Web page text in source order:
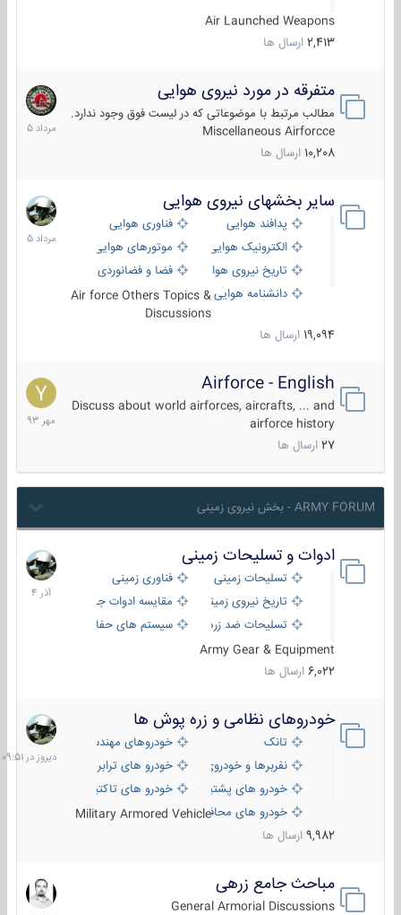
Air Launched Weapons
2,413 ارسال ها
متفرقه در مورد نیروی هوایی
مطالب مرتبط با موضوعاتی که در لیست فوق وجود ندارد.
Miscellaneous Airforcce
10,208 ارسال ها
7
مرداد
1405
سایر بخشهای نیروی هوایی
پدافند هوایی
فناوری هوایی
الکترونیک هوایی
موتورهای هوایی
تاریخ نیروی هوایی
فضا و فضانوردی
دانشنامه هواییAir force Others Topics &
Discussions
19,094 ارسال ها
2
مرداد
1405
Airforce - English
Discuss about world airforces, aircrafts, ... and
airforce history
27 ارسال ها
15
مهر
1393
ARMY FORUM - بخش نیروی زمینی
ادوات و تسلیحات زمینی
تسلیحات زمینی
فناوری زمینی
تاریخ نیروی زمینی
مقایسه ادوات جنگی
تسلیحات ضد زره
سیستم های حفاظت فعال
Army Gear & Equipment
6,022 ارسال ها
21
آذر
1404
خودروهای نظامی و زره پوش ها
تانک
خودروهای مهندسی
نفربرها و خودروی های رزمی پیاده نظام
خودرو های ترابری نظامی
خودرو های پشتیبانی آتش ، شناسایی و ضد تانک
خودرو های تاکتیکی نظامی
خودرو های محافظت شدهMilitary Armored Vehicle
9,982 ارسال ها
دیروز
در
09:51
مباحث جامع زرهی
General Armorial Discussions
7
آذر